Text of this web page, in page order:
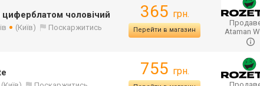
циферблатом чоловічий
(Київ) Поскаржитись
365 грн.
Перейти в магазин
Ataman
755 грн.